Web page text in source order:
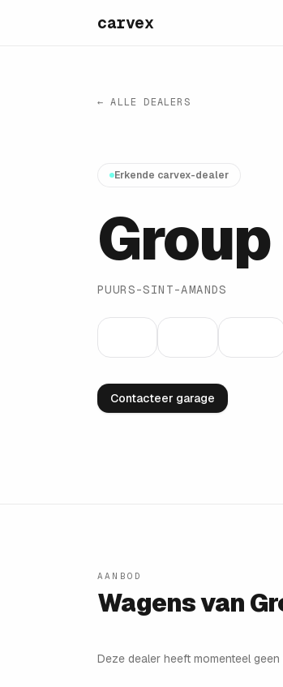
carvex
← ALLE DEALERS
Erkende carvex-dealer
PUURS-SINT-AMANDS
Contacteer garage
AANBOD
Wagens van
Deze dealer heeft momenteel